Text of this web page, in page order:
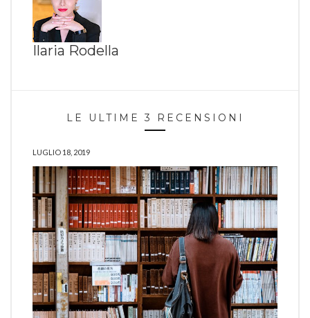
Ilaria Rodella
LE ULTIME 3 RECENSIONI
LUGLIO 18, 2019